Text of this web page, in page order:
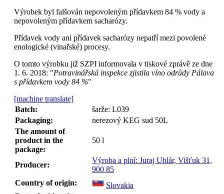
Výrobek byl falšován nepovoleným přídavkem 84 % vody a
nepovoleným přídavkem sacharózy.
Přídavek vody ani přídavek sacharózy nepatří mezi povolené
enologické (vinařské) procesy.
O tomto výrobku již SZPI informovala v tiskové zprávě ze dne
1. 6. 2018: "Potravinářská inspekce zjistila víno odrůdy Pálava
s přídavkem vody 84 %"
[machine translate]
Batch:
šarže: L039
Packaging:
nerezový KEG sud 50L
The amount of
product in the
package:
50 l
Producer:
Výroba a plní: Juraj Uhlár, Višťuk 31,
900 85
Country of origin:
Slovakia